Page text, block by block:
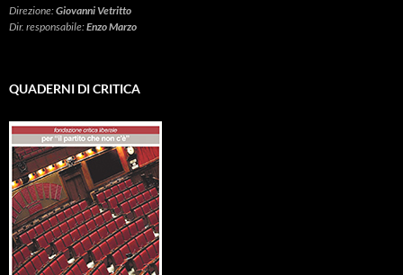
Direzione:Giovanni Vetritto
Dir. responsabile:Enzo Marzo
QUADERNI DI CRITICA